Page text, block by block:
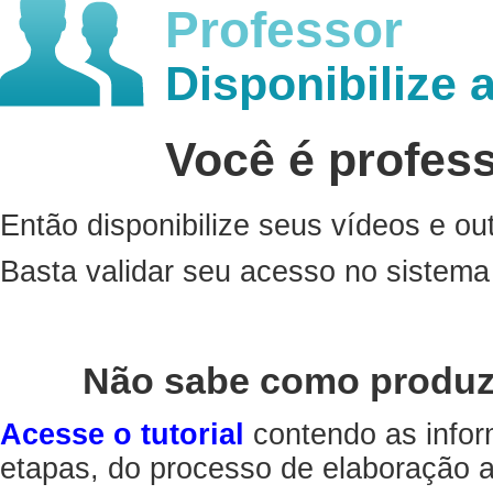
Professor
Disponibilize
Você é
Então disponibilize seus vídeos e
Basta validar seu acesso no
Não sabe como
Acesse o tutorial contendo as
etapas, do processo de elaboração